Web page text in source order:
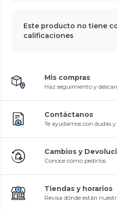
Este producto no tiene
calificaciones
Mis compras
Haz seguimiento y
Contáctanos
Te ayudamos con dudas
Cambios y
Conoce cómo pedirlos
Tiendas y horarios
Revisa dónde están